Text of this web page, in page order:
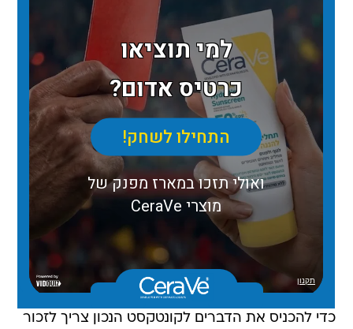
כדי להכניס את הדברים לקונטקסט הנכון צריך לזכור